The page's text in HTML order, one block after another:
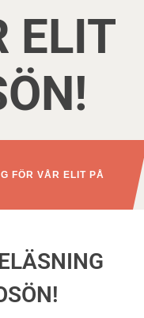
ELIT
FÖR VÅR ELIT PÅ